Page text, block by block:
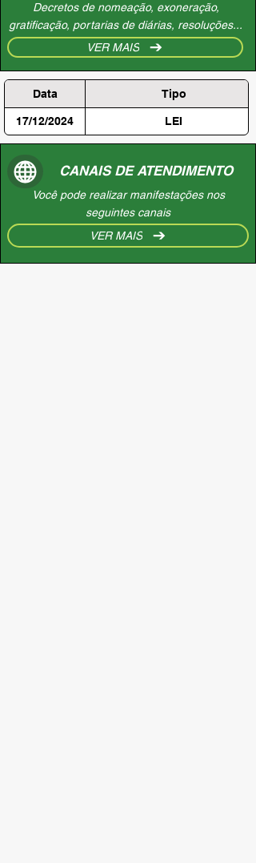
Decretos de nomeação, exoneração,
gratificação, portarias de diárias, resoluções...
VER MAIS
Data Tipo
17/12/2024 LEI
CANAIS DE ATENDIMENTO
Você pode realizar manifestações nos
seguintes canais
VER MAIS